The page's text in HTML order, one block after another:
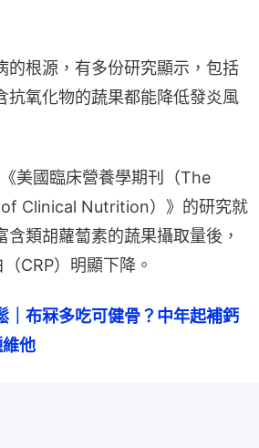
的根源，有多份研究顯示，包括
抗氧化物的蔬果都能降低發炎風
美國臨床營養學期刊（The
Clinical Nutrition）》的研究就
含類胡蘿蔔素的蔬果攝取量後，
CRP）明顯下降。
｜布冧多吃可健骨？中年起補鈣
他